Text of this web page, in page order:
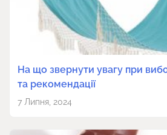
На що звернути увагу при
та рекомендації
7 Липня, 2024